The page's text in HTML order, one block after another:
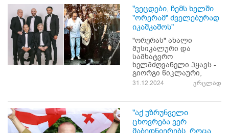
"ვეცდები, ჩემს ხელში
"ორერამ" ძველებურად
იკაშკაშოს"
"ორერას" ახალი
მუსიკალური და
სამხატვრო
ხელმძღვანელი ჰყავს -
გიორგი წიკლაური,
31.12.2024 ვრცლად
"აქ უზრუნველი
ცხოვრება ვერ
მაბედნიერებს, როცა